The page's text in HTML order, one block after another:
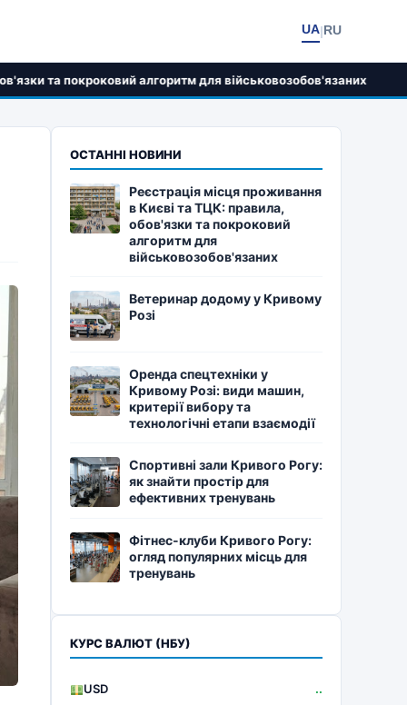
UA|RU
алгоритм для військовозобов'язаних
ОСТАННІ НОВИНИ
Реєстрація місця проживання
в Києві та ТЦК: правила,
обов'язки та покроковий
алгоритм для
військовозобов'язаних
Ветеринар додому у Кривому
Розі
Оренда спецтехніки у
Кривому Розі: види машин,
критерії вибору та
технологічні етапи взаємодії
Спортивні зали Кривого Рогу:
як знайти простір для
ефективних тренувань
Фітнес-клуби Кривого Рогу:
огляд популярних місць для
тренувань
КУРС ВАЛЮТ (НБУ)
USD ..